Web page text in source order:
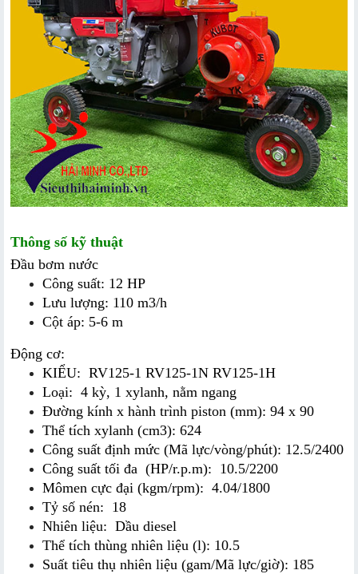
Thông số kỹ thuật
Đầu bơm nước
Công suất: 12 HP
Lưu lượng: 110 m3/h
Cột áp: 5-6 m
Động cơ:
KIỂU:  RV125-1 RV125-1N RV125-1H
Loại:  4 kỳ, 1 xylanh, nằm ngang
Đường kính x hành trình piston (mm): 94 x 90
Thể tích xylanh (cm3): 624
Công suất định mức (Mã lực/vòng/phút): 12.5/2400
Công suất tối đa  (HP/r.p.m):  10.5/2200
Mômen cực đại (kgm/rpm):  4.04/1800
Tỷ số nén:  18
Nhiên liệu:  Dầu diesel
Thể tích thùng nhiên liệu (l): 10.5
Suất tiêu thụ nhiên liệu (gam/Mã lực/giờ): 185